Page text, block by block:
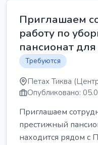
Приглашаем
работу по
пансионат
Требуются
Петах Тиква
Опубликовано:
Приглашаем
престижный
находится рядом с